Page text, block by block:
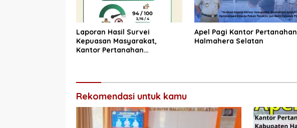
Laporan Hasil Survei
Kepuasan Masyarakat,
Kantor Pertanahan
Apel Pagi Kantor Pertanahan
Halmahera Selatan
Rekomendasi untuk kamu